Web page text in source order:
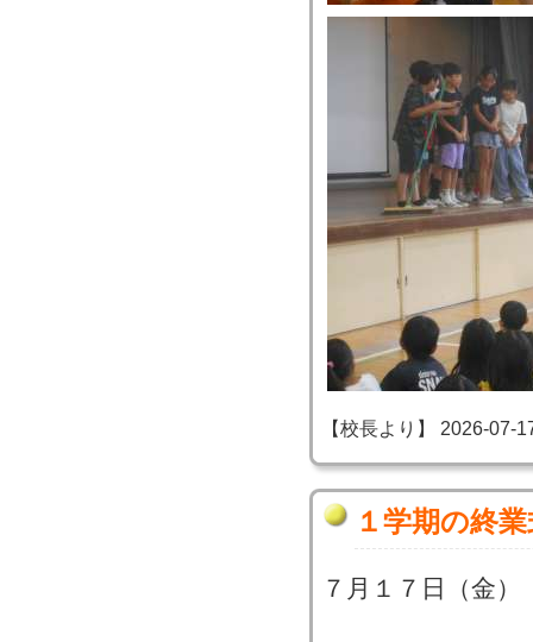
【校長より】 2026-07-
１学期の終
７月１７日（金）